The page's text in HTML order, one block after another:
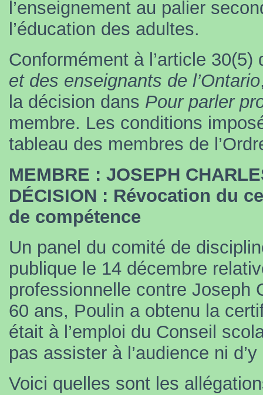
l’enseignement au palier
l’éducation des adultes.
Conformément à l’article
et des enseignants de l’Ontario
la décision dans Pour parler
membre. Les conditions
tableau des membres de
MEMBRE : JOSEPH
DÉCISION : Révocation du
de compétence
Un panel du comité de
publique le 14 décembre
professionnelle contre Joseph
60 ans, Poulin a obtenu la
était à l’emploi du Conseil
pas assister à l’audience ni
Voici quelles sont les